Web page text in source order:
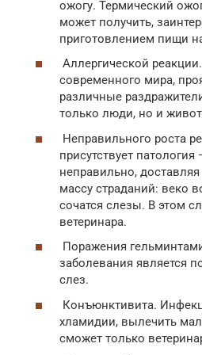
ожогу. Термический
может получить,
приготовлением пищи
Аллергической
современного мира,
различные
только люди, но и
Неправильного роста
присутствует патология
неправильно,
массу страданий: веко
сочатся слезы. В этом
ветеринара.
Поражения
заболевания является
слез.
Конъюнктивита.
хламидии, вылечить
сможет только